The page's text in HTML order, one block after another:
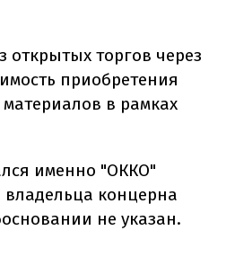
открытых торгов через
приобретения
в рамках
именно "ОККО"
концерна
не указан.